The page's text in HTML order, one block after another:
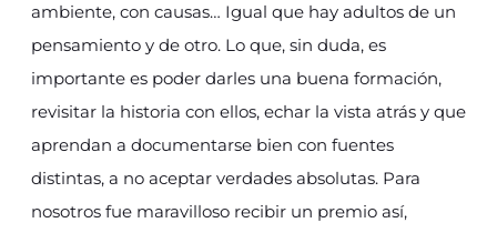
ambiente, con causas… Igual que hay adultos de un
pensamiento y de otro. Lo que, sin duda, es
importante es poder darles una buena formación,
revisitar la historia con ellos, echar la vista atrás y que
aprendan a documentarse bien con fuentes
distintas, a no aceptar verdades absolutas. Para
nosotros fue maravilloso recibir un premio así,